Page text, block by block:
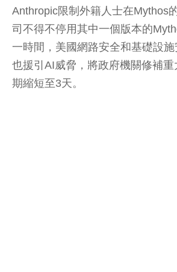
Anthropic限制外籍人士在Mythos
司不得不停用其中一個版本的
一時間，美國網路安全和基礎設施
也援引AI威脅，將政府機關修補重
期縮短至3天。